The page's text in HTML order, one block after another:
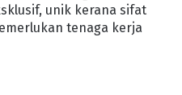
unik kerana sifat
tenaga kerja